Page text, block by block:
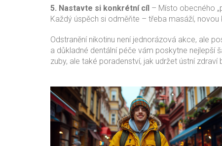
5. Nastavte si konkrétní cíl – Místo obecného
Každý úspěch si odměňte – třeba masáží, novou
Odstranění nikotinu není jednorázová akce, ale
a důkladné dentální péče vám poskytne
zuby, ale také poradenství, jak udržet ústní